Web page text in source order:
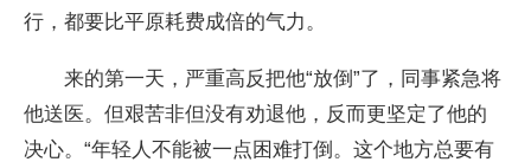
行，都要比平原耗费成倍的气力。
来的第一天，严重高反把他“放倒”了，同事紧急将
他送医。但艰苦非但没有劝退他，反而更坚定了他的
决心。“年轻人不能被一点困难打倒。这个地方总要有